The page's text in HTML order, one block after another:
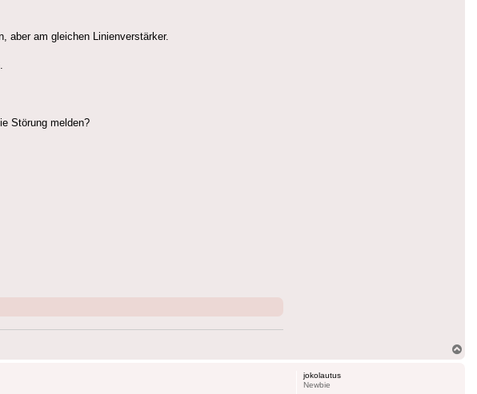
aber am gleichen Linienverstärker.
Störung melden?
jokolautus
Newbie